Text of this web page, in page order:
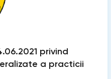
privind
a practicii